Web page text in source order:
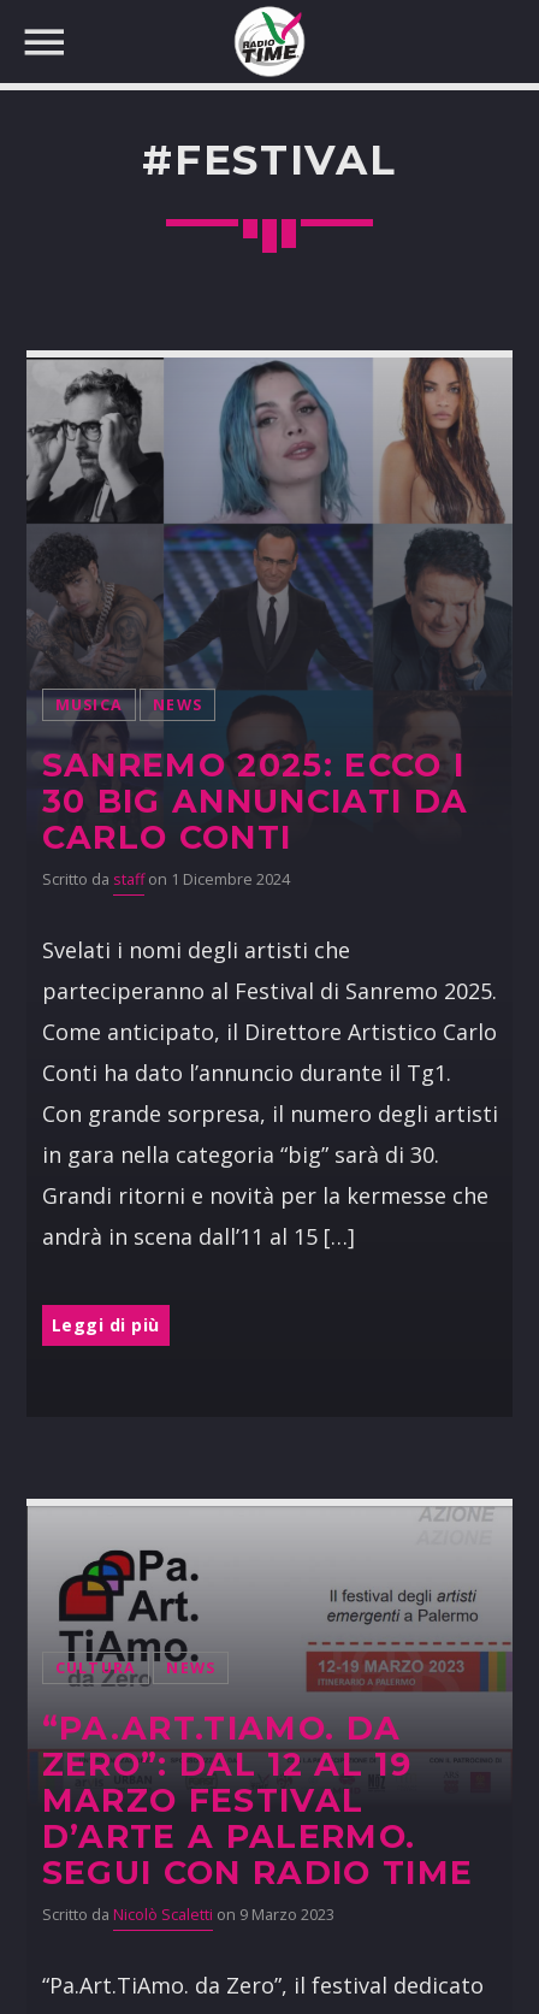
#FESTIVAL
MUSICA NEWS
SANREMO 2025: ECCO I
30 BIG ANNUNCIATI DA
CARLO CONTI
Scritto da staffon 1 Dicembre 2024
Svelati i nomi degli artisti che
parteciperanno al Festival di Sanremo 2025.
Come anticipato, il Direttore Artistico Carlo
Conti ha dato l’annuncio durante il Tg1.
Con grande sorpresa, il numero degli artisti
in gara nella categoria “big” sarà di 30.
Grandi ritorni e novità per la kermesse che
andrà in scena dall’11 al 15 […]
Leggi di più
CULTURA NEWS
“PA.ART.TIAMO. DA
ZERO”: DAL 12 AL 19
MARZO FESTIVAL
D’ARTE A PALERMO.
SEGUI CON RADIO TIME
Scritto da Nicolò Scaletti on 9 Marzo 2023
“Pa.Art.TiAmo. da Zero”, il festival dedicato